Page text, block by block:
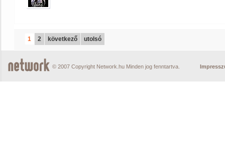
1 2 következő utolsó
© 2007 Copyright Network.hu Minden jog fenntartva.